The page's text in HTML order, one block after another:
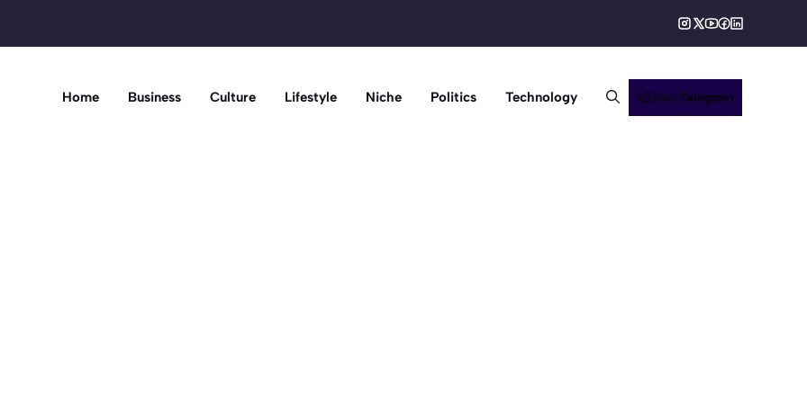
Home Business Culture Lifestyle Niche Politics Technology Join Telegram